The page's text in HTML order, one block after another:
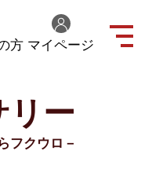
方 マイページ
リー
フクウロ－